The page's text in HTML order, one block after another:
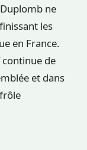
ne
les
en France.
de
et dans